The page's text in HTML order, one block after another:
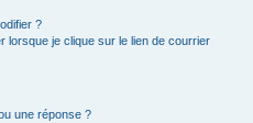
?
lorsque je clique sur le lien de courrier
une réponse ?